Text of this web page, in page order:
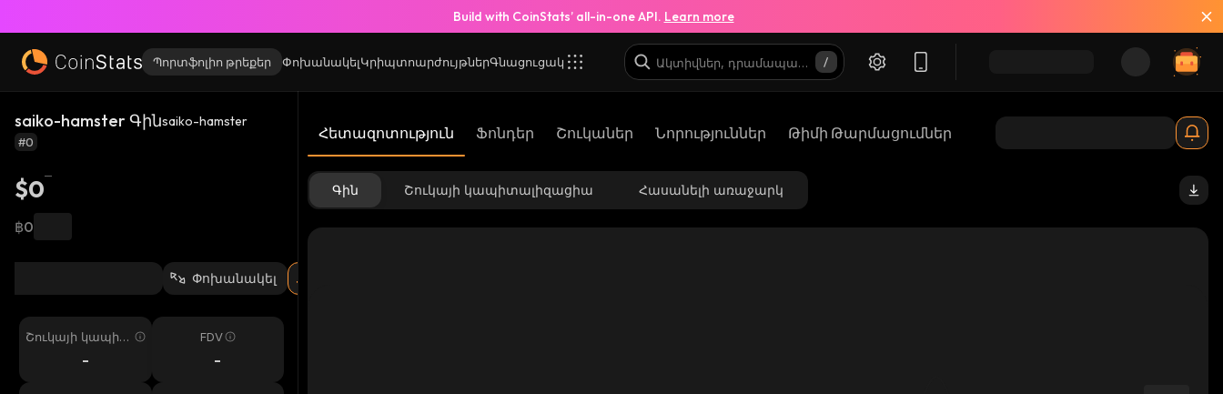
Build with CoinStats’ all-in-one API. Learn more
Պորտֆոլիո թրեքեր ՓոխանակելԿրիպտոարժույթներԳնացուցակ
saiko-hamster Գինsaiko-hamster
#0
$0
฿0
Փոխանակել
Շուկայի կապիտ
-
FDV
-
Հետազոտություն Ֆոնդեր Շուկաներ Նորություններ Թիմի Թարմացումներ
Գին Շուկայի կապիտալիզացիա Հասանելի առաջարկ